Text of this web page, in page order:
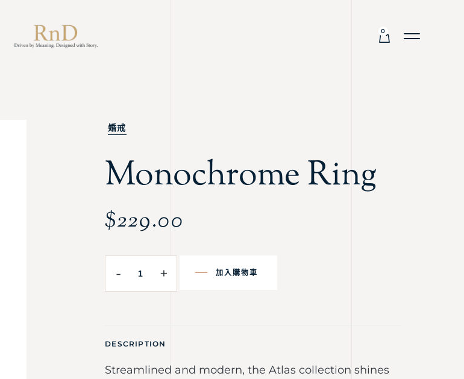
0
婚戒
Monochrome Ring
$229.00
- + 加入購物車
DESCRIPTION
Streamlined and modern, the Atlas collection shines